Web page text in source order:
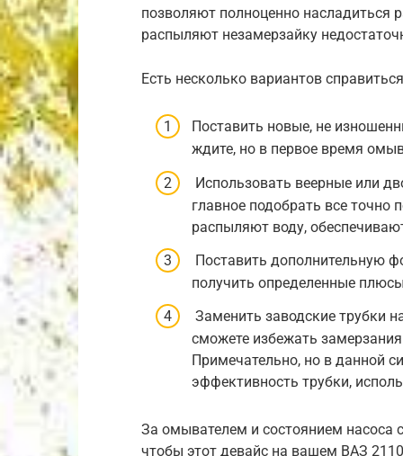
позволяют полноценно насладиться
распыляют незамерзайку
Есть несколько вариантов
Поставить новые, не
ждите, но в первое время
Использовать веерные или
главное подобрать все
распыляют воду,
Поставить дополнительную
получить определенные
Заменить заводские трубки
сможете избежать
Примечательно, но в данной
эффективность трубки,
За омывателем и состоянием насоса
чтобы этот девайс на вашем ВАЗ